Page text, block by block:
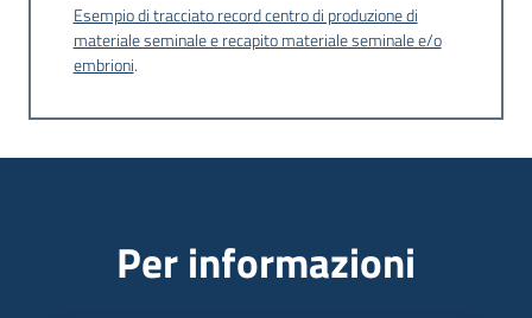
Esempio di tracciato record centro di produzione di
materiale seminale e recapito materiale seminale e/o
embrioni.
Per informazioni